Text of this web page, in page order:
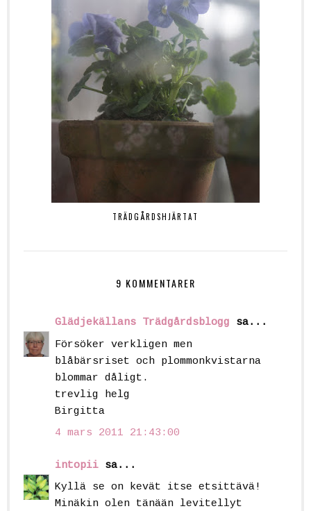
TRÄDGÅRDSHJÄRTAT
9 KOMMENTARER
Glädjekällans Trädgårdsblogg sa...
Försöker verkligen men
blåbärsriset och plommonkvistarna
blommar dåligt.
trevlig helg
Birgitta
4 mars 2011 21:43:00
intopii sa...
Kyllä se on kevät itse etsittävä!
Minäkin olen tänään levitellyt